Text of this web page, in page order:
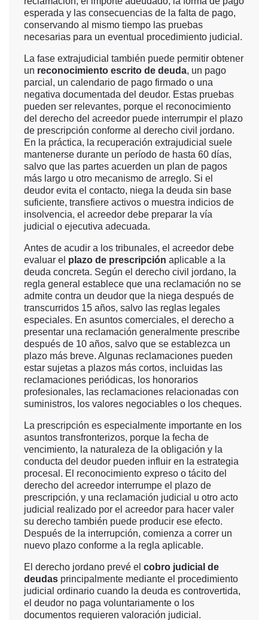
esperada y las consecuencias de la falta de pago,
conservando al mismo tiempo las pruebas
necesarias para un eventual procedimiento judicial.
La fase extrajudicial también puede permitir obtener
un reconocimiento escrito de deuda, un pago
parcial, un calendario de pago firmado o una
negativa documentada del deudor. Estas pruebas
pueden ser relevantes, porque el reconocimiento
del derecho del acreedor puede interrumpir el plazo
de prescripción conforme al derecho civil jordano.
En la práctica, la recuperación extrajudicial suele
mantenerse durante un período de hasta 60 días,
salvo que las partes acuerden un plan de pagos
más largo u otro mecanismo de arreglo. Si el
deudor evita el contacto, niega la deuda sin base
suficiente, transfiere activos o muestra indicios de
insolvencia, el acreedor debe preparar la vía
judicial o ejecutiva adecuada.
Antes de acudir a los tribunales, el acreedor debe
evaluar el plazo de prescripción aplicable a la
deuda concreta. Según el derecho civil jordano, la
regla general establece que una reclamación no se
admite contra un deudor que la niega después de
transcurridos 15 años, salvo las reglas legales
especiales. En asuntos comerciales, el derecho a
presentar una reclamación generalmente prescribe
después de 10 años, salvo que se establezca un
plazo más breve. Algunas reclamaciones pueden
estar sujetas a plazos más cortos, incluidas las
reclamaciones periódicas, los honorarios
profesionales, las reclamaciones relacionadas con
suministros, los valores negociables o los cheques.
La prescripción es especialmente importante en los
asuntos transfronterizos, porque la fecha de
vencimiento, la naturaleza de la obligación y la
conducta del deudor pueden influir en la estrategia
procesal. El reconocimiento expreso o tácito del
derecho del acreedor interrumpe el plazo de
prescripción, y una reclamación judicial u otro acto
judicial realizado por el acreedor para hacer valer
su derecho también puede producir ese efecto.
Después de la interrupción, comienza a correr un
nuevo plazo conforme a la regla aplicable.
El derecho jordano prevé el cobro judicial de
deudas principalmente mediante el procedimiento
judicial ordinario cuando la deuda es controvertida,
el deudor no paga voluntariamente o los
documentos requieren valoración judicial.